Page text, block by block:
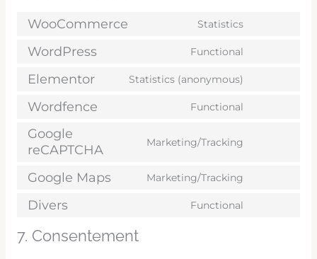
WooCommerce Statistics
WordPress Functional
Elementor Statistics (anonymous)
Wordfence Functional
Google
reCAPTCHA
Marketing/Tracking
Google Maps Marketing/Tracking
Divers Functional
7. Consentement